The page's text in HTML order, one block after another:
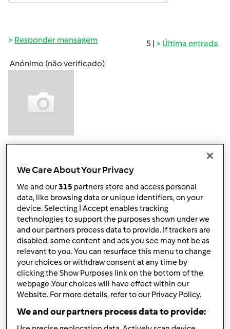
5 | Última entrada
Responder mensagem
Anónimo (não verificado)
Tenho a minha Bimby desde as 11h e preciso que me
ajudem com uma receita de um doce bom e não muito
complicado. Tenho visitas amanhã e só 3 ovos no frio :P
Helpppp
We Care About Your Privacy
We and our315 partners store and access personal
data, like browsing data or unique identifiers, on your
device. Selecting I Accept enables tracking
technologies to support the purposes shown under we
and our partners process data to provide. If trackers are
disabled, some content and ads you see may not be as
relevant to you. You can resurface this menu to change
your choices or withdraw consent at any time by
clicking the Show Purposes link on the bottom of the
webpage .Your choices will have effect within our
Website. For more details, refer to our Privacy Policy.
We and our partners process data to provide: